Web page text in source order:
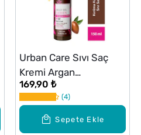
Sepete Ekle
Urban Care Sıvı Saç
Kremi Argan
Oil&Keratin 150 ml
169,90 ₺
4